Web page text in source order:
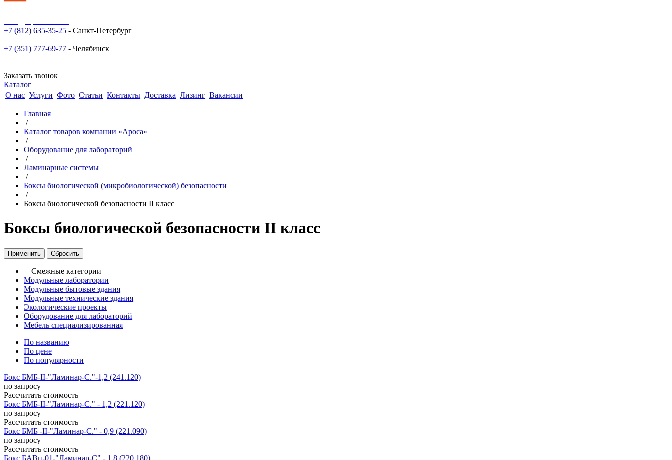
+7 (812) 635-35-25 - Санкт-Петербург
+7 (351) 777-69-77 - Челябинск
Заказать звонок
Каталог
О нас Услуги Фото Статьи Контакты Доставка Лизинг Вакансии
Главная
/
Каталог товаров компании «Ароса»
/
Оборудование для лабораторий
/
Ламинарные системы
/
Боксы биологической (микробиологической) безопасности
/
Боксы биологической безопасности II класс
Боксы биологической безопасности II класс
Смежные категории
Модульные лаборатории
Модульные бытовые здания
Модульные технические здания
Экологические проекты
Оборудование для лабораторий
Мебель специализированная
По названию
По цене
По популярности
Бокс БМБ-II-"Ламинар-С."-1,2 (241.120)
по запросу
Рассчитать стоимость
Бокс БМБ-II-"Ламинар-С." - 1,2 (221.120)
по запросу
Рассчитать стоимость
Бокс БМБ -II-"Ламинар-С." - 0,9 (221.090)
по запросу
Рассчитать стоимость
Бокс БАВп-01-"Ламинар-С" - 1,8 (220.180)